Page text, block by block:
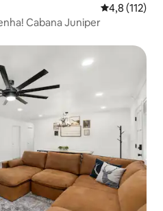
4,8 de uma
4,8 (112)
Cabana Juniper